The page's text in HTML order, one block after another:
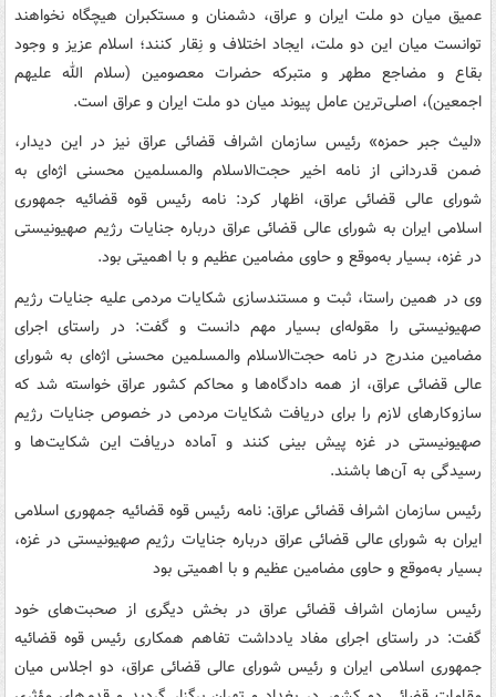
عمیق میان دو ملت ایران و عراق، دشمنان و مستکبران هیچگاه نخواهند
توانست میان این دو ملت، ایجاد اختلاف و نِقار کنند؛ اسلام عزیز و وجود
بقاع و مضاجع مطهر و متبرکه حضرات معصومین (سلام الله علیهم
اجمعین)، اصلی‌ترین عامل پیوند میان دو ملت ایران و عراق است.
«لیث جبر حمزه» رئیس سازمان اشراف قضائی عراق نیز در این دیدار،
ضمن قدردانی از نامه اخیر حجت‌الاسلام والمسلمین محسنی اژه‌ای به
شورای عالی قضائی عراق، اظهار کرد: نامه رئیس قوه قضائیه جمهوری
اسلامی ایران به شورای عالی قضائی عراق درباره جنایات رژیم صهیونیستی
در غزه، بسیار به‌موقع و حاوی مضامین عظیم و با اهمیتی بود.
وی در همین راستا، ثبت و مستندسازی شکایات مردمی علیه جنایات رژیم
صهیونیستی را مقوله‌ای بسیار مهم دانست و گفت: در راستای اجرای
مضامین مندرج در نامه حجت‌الاسلام والمسلمین محسنی اژه‌ای به شورای
عالی قضائی عراق، از همه دادگاه‌ها و محاکم کشور عراق خواسته شد که
سازوکارهای لازم را برای دریافت شکایات مردمی در خصوص جنایات رژیم
صهیونیستی در غزه پیش بینی کنند و آماده دریافت این شکایت‌ها و
رسیدگی به آن‌ها باشند.
رئیس سازمان اشراف قضائی عراق: نامه رئیس قوه قضائیه جمهوری اسلامی
ایران به شورای عالی قضائی عراق درباره جنایات رژیم صهیونیستی در غزه،
بسیار به‌موقع و حاوی مضامین عظیم و با اهمیتی بود
رئیس سازمان اشراف قضائی عراق در بخش دیگری از صحبت‌های خود
گفت: در راستای اجرای مفاد یادداشت تفاهم همکاری رئیس قوه قضائیه
جمهوری اسلامی ایران و رئیس شورای عالی قضائی عراق، دو اجلاس میان